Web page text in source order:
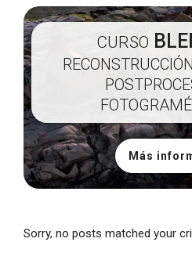
CURSO
Más
Sorry, no posts matched your